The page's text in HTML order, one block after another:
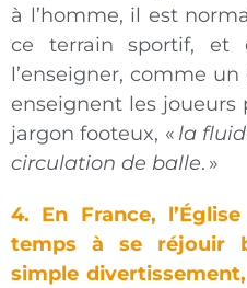
à l’homme, il est
ce terrain sportif, et
l’enseigner, comme
enseignent les
jargon footeux, « la
circulation de balle. »
4. En France,
temps à se réjouir
simple